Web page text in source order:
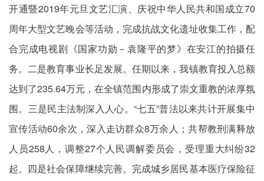
开通暨2019年元旦文艺汇演、庆祝中华人民共和国成立70
周年大型文艺晚会等活动，完成抗战文化遗址收集工作，配
合完成电视剧《国家功勋－袁隆平的梦》在安江的拍摄任
务。二是教育事业长足发展。任期以来，我镇教育投入总额
达到了235.64万元，在全镇范围内形成了崇文重教的浓厚氛
围。三是民主法制深入人心。“七五”普法以来共计开展集中
宣传活动60余次，深入走访群众8万余人；共帮教刑满释放
人员258人，调整27个人民调解委员会，受理重大纠纷32
起。四是社会保障继续完善。完成城乡居民基本医疗保险征